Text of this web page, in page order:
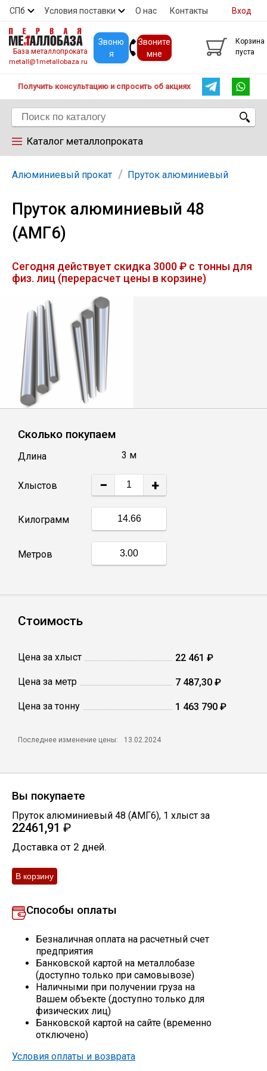
СПб Условия поставки О нас Контакты
Скидки Прайс Покупателям
Вход
База металлопроката
metall@1metallobaza.ru
Звоню
я
Звоните
мне
Корзина
пуста
Получить консультацию и спросить об акциях
Каталог металлопроката
Арматура
Труба профильная
Труба
Лист
Уголок
Балка
Швеллер
Катанка
Профлист
Винтовые сваи
Сетка кладочная
Круги абразивные
Скобо-гибочные изделия
Остальное
Алюминиевый прокат Пруток алюминиевый
Пруток алюминиевый 48
(АМГ6)
Сегодня действует скидка 3000 ₽ с тонны для
физ. лиц (перерасчет цены в корзине)
Сколько покупаем
Длина 3 м
Хлыстов − +
Килограмм
Метров
Стоимость
Цена за хлыст 22 461 ₽
Цена за метр 7 487,30 ₽
Цена за тонну 1 463 790 ₽
Последнее изменение цены: 13.02.2024
Вы покупаете
Пруток алюминиевый 48 (АМГ6), 1 хлыст за
22461,91 ₽
Доставка от 2 дней.
Способы оплаты
Безналичная оплата на расчетный счет
предприятия
Банковской картой на металлобазе
(доступно только при самовывозе)
Наличными при получении груза на
Вашем объекте (доступно только для
физических лиц)
Банковской картой на сайте (временно
отключено)
Условия оплаты и возврата